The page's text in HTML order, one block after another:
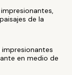
de la
impresionantes
en medio de